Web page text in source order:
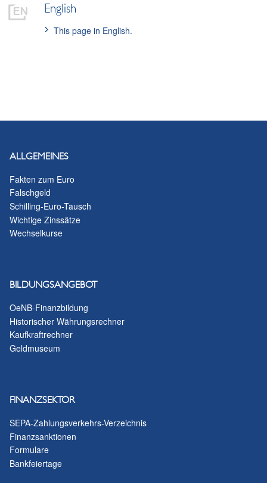
English
This page in English.
ALLGEMEINES
Fakten zum Euro
Falschgeld
Schilling-Euro-Tausch
Wichtige Zinssätze
Wechselkurse
BILDUNGSANGEBOT
OeNB-Finanzbildung
Historischer Währungsrechner
Kaufkraftrechner
Geldmuseum
FINANZSEKTOR
SEPA-Zahlungsverkehrs-Verzeichnis
Finanzsanktionen
Formulare
Bankfeiertage